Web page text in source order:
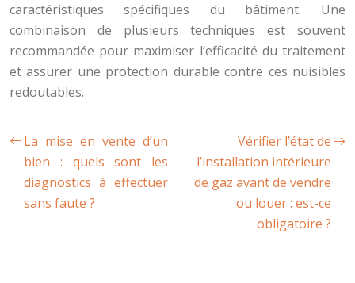
caractéristiques spécifiques du bâtiment. Une
combinaison de plusieurs techniques est souvent
recommandée pour maximiser l’efficacité du traitement
et assurer une protection durable contre ces nuisibles
redoutables.
La mise en vente d’un
bien : quels sont les
diagnostics à effectuer
sans faute ?
Vérifier l’état de
l’installation intérieure
de gaz avant de vendre
ou louer : est-ce
obligatoire ?